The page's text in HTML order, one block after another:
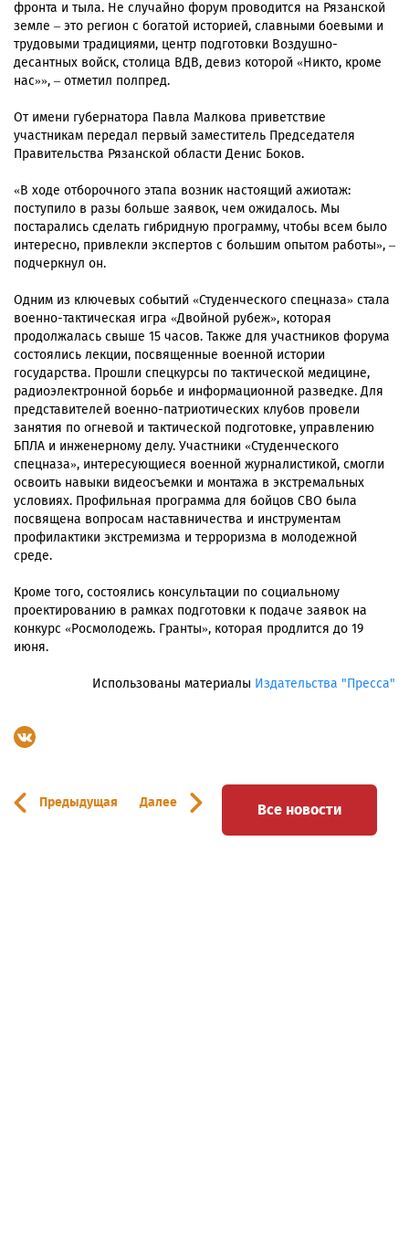
фронта и тыла. Не случайно форум проводится на Рязанской
земле – это регион с богатой историей, славными боевыми и
трудовыми традициями, центр подготовки Воздушно-
десантных войск, столица ВДВ, девиз которой «Никто, кроме
нас»», – отметил полпред.
От имени губернатора Павла Малкова приветствие
участникам передал первый заместитель Председателя
Правительства Рязанской области Денис Боков.
«В ходе отборочного этапа возник настоящий ажиотаж:
поступило в разы больше заявок, чем ожидалось. Мы
постарались сделать гибридную программу, чтобы всем было
интересно, привлекли экспертов с большим опытом работы», –
подчеркнул он.
Одним из ключевых событий «Студенческого спецназа» стала
военно-тактическая игра «Двойной рубеж», которая
продолжалась свыше 15 часов. Также для участников форума
состоялись лекции, посвященные военной истории
государства. Прошли спецкурсы по тактической медицине,
радиоэлектронной борьбе и информационной разведке. Для
представителей военно-патриотических клубов провели
занятия по огневой и тактической подготовке, управлению
БПЛА и инженерному делу. Участники «Студенческого
спецназа», интересующиеся военной журналистикой, смогли
освоить навыки видеосъемки и монтажа в экстремальных
условиях. Профильная программа для бойцов СВО была
посвящена вопросам наставничества и инструментам
профилактики экстремизма и терроризма в молодежной
среде.
Кроме того, состоялись консультации по социальному
проектированию в рамках подготовки к подаче заявок на
конкурс «Росмолодежь. Гранты», которая продлится до 19
июня.
Использованы материалы Издательства "Пресса"
Предыдущая Все новости
Далее